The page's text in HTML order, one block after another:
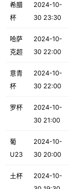
希腊
杯
2024-10-
30 23:30
哈萨
克超
2024-10-
30 22:00
意青
杯
2024-10-
30 22:00
罗杯
2024-10-
30 21:00
葡
U23
2024-10-
30 20:00
土杯
2024-10-